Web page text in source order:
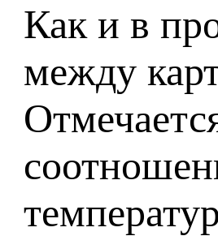
Как и в
между